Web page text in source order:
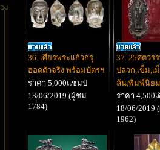
36. เศียรพระแก้วกรุ
ฮอดตัวจริง พร้อมบัตรฯ
ราคา 5,000แชมป๋
13/06/2019 (ผู้ชม
1784)
37. 25ศตวร
ปลวก,เข็ม,เ
ล้น,พิมพ์นิยม
ราคา 4,500
18/06/2019
1962)